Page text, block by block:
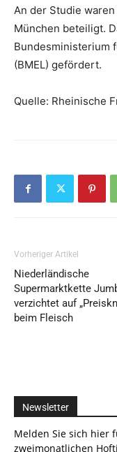
An der Studie
München beteiligt.
Bundesministerium
(BMEL) gefördert.
Quelle: Rheinische
Vorheriger Artikel
Niederländische
Supermarktkette
verzichtet auf
beim Fleisch
Newsletter
Melden Sie sich hier
zweimonatlichen